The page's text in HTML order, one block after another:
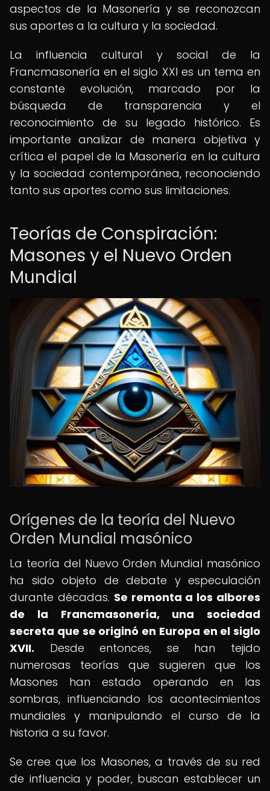
aspectos de la Masonería y se reconozcan
sus aportes a la cultura y la sociedad.
La influencia cultural y social de la
Francmasonería en el siglo XXI es un tema en
constante evolución, marcado por la
búsqueda de transparencia y el
reconocimiento de su legado histórico. Es
importante analizar de manera objetiva y
crítica el papel de la Masonería en la cultura
y la sociedad contemporánea, reconociendo
tanto sus aportes como sus limitaciones.
Teorías de Conspiración:
Masones y el Nuevo Orden
Mundial
Orígenes de la teoría del Nuevo
Orden Mundial masónico
La teoría del Nuevo Orden Mundial masónico
ha sido objeto de debate y especulación
durante décadas. Se remonta a los albores
de la Francmasonería, una sociedad
secreta que se originó en Europa en el siglo
XVII. Desde entonces, se han tejido
numerosas teorías que sugieren que los
Masones han estado operando en las
sombras, influenciando los acontecimientos
mundiales y manipulando el curso de la
historia a su favor.
Se cree que los Masones, a través de su red
de influencia y poder, buscan establecer un